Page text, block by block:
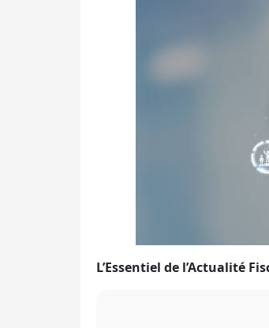
L’Essentiel de l’Actualité